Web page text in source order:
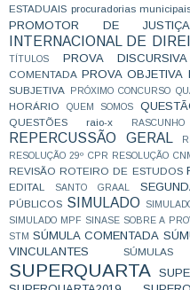
ESTADUAIS procuradorias
PROMOTOR DE JUSTIÇA
INTERNACIONAL DE
TÍTULOS
PROVA DISCURSIVA
COMENTADA PROVA OBJETIVA
SUBJETIVA
PRÓXIMO CONCURSO
HORÁRIO
QUEM SOMOS
QUESTÕES raio-x RASCUNHO
REPERCUSSÃO GERAL
RESOLUÇÃO 29º CPR
RESOLUÇÃO
REVISÃO ROTEIRO DE ESTUDOS
EDITAL
SANTO GRAAL
PÚBLICOS SIMULADO
SIMULADO MPF SINASE SOBRE A
STM SÚMULA COMENTADA
VINCULANTES
SUPERQUARTA